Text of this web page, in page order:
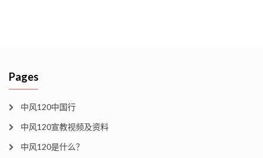
Pages
中风120中国行
中风120宣教视频及资料
中风120是什么？